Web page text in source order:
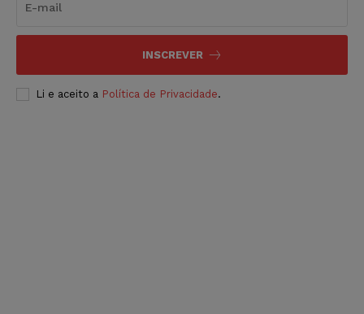
INSCREVER
Li e aceito a Política de Privacidade.